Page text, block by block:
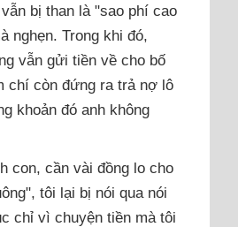
bị than là "sao phí cao
nghẹn. Trong khi đó,
vẫn gửi tiền về cho bố
chí còn đứng ra trả nợ lô
khoản đó anh không
con, cần vài đồng lo cho
tôi lại bị nói qua nói
chỉ vì chuyện tiền mà tôi